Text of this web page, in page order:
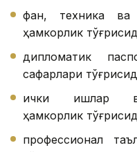
фан, техника ва
ҳамкорлик
дипломатик
сафарлари
ички ишлар
ҳамкорлик
профессионал